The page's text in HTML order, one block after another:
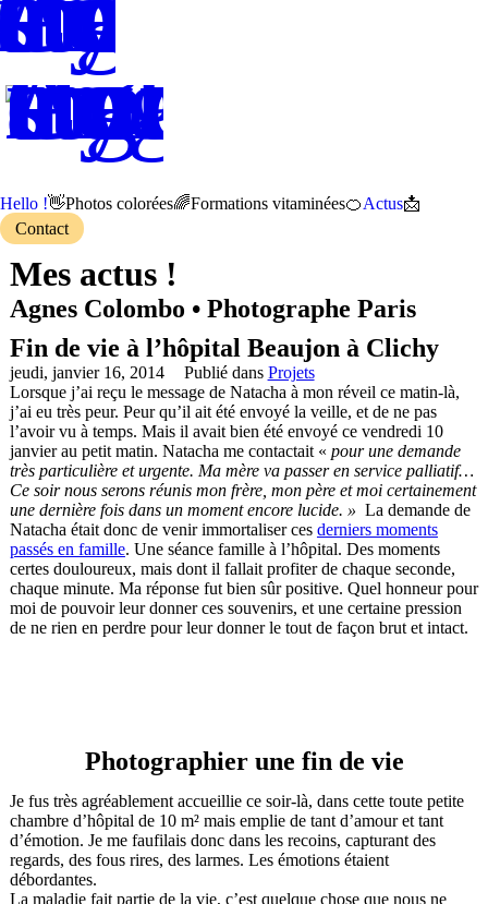
Hello !👋Photos colorées🌈Formations vitaminées🍊Actus📩
Contact
Mes actus !
Agnes Colombo • Photographe Paris
Fin de vie à l’hôpital Beaujon à Clichy
jeudi, janvier 16, 2014 Publié dans Projets
Lorsque j’ai reçu le message de Natacha à mon réveil ce matin-là,
j’ai eu très peur. Peur qu’il ait été envoyé la veille, et de ne pas
l’avoir vu à temps. Mais il avait bien été envoyé ce vendredi 10
janvier au petit matin. Natacha me contactait « pour une demande
très particulière et urgente. Ma mère va passer en service palliatif…
Ce soir nous serons réunis mon frère, mon père et moi certainement
une dernière fois dans un moment encore lucide. » La demande de
Natacha était donc de venir immortaliser ces derniers moments
passés en famille. Une séance famille à l’hôpital. Des moments
certes douloureux, mais dont il fallait profiter de chaque seconde,
chaque minute. Ma réponse fut bien sûr positive. Quel honneur pour
moi de pouvoir leur donner ces souvenirs, et une certaine pression
de ne rien en perdre pour leur donner le tout de façon brut et intact.
Photographier une fin de vie
Je fus très agréablement accueillie ce soir-là, dans cette toute petite
chambre d’hôpital de 10 m² mais emplie de tant d’amour et tant
d’émotion. Je me faufilais donc dans les recoins, capturant des
regards, des fous rires, des larmes. Les émotions étaient
débordantes.
La maladie fait partie de la vie, c’est quelque chose que nous ne